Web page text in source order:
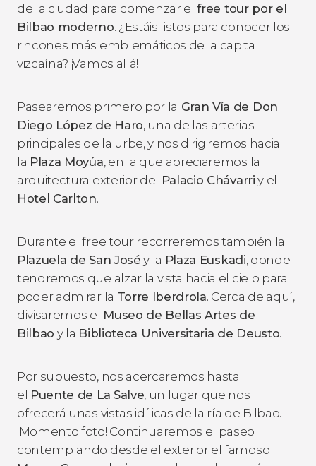
de la ciudad para comenzar elfree tour por el
Bilbao moderno. ¿Estáis listos para conocer los
rincones más emblemáticos de la capital
vizcaína? ¡Vamos allá!
Pasearemos primero por la Gran Vía de Don
Diego López de Haro, una de las arterias
principales de la urbe, y nos dirigiremos hacia
la Plaza Moyúa, en la que apreciaremos la
arquitectura exterior del Palacio Chávarri y el
Hotel Carlton.
Durante el free tour recorreremos también la
Plazuela de San José y la Plaza Euskadi, donde
tendremos que alzar la vista hacia el cielo para
poder admirar la Torre Iberdrola. Cerca de aquí,
divisaremos el Museo de Bellas Artes de
Bilbao y la Biblioteca Universitaria de Deusto.
Por supuesto, nos acercaremos hasta
el Puente de La Salve, un lugar que nos
ofrecerá unas vistas idílicas de la ría de Bilbao.
¡Momento foto! Continuaremos el paseo
contemplando desde el exterior el famoso